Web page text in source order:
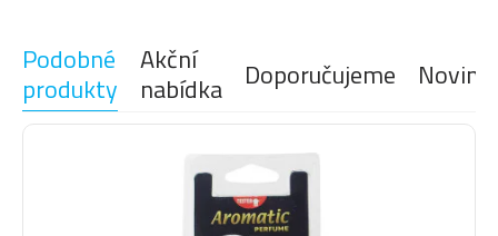
Podobné
produkty
Akční
nabídka Doporučujeme